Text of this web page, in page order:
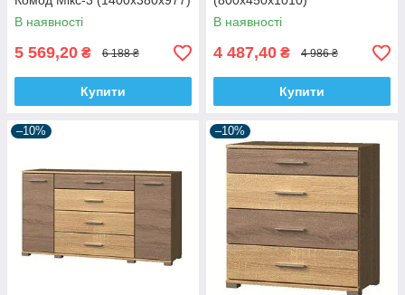
В наявності
5 569,20 ₴ 6 188 ₴
Купити
В наявності
4 487,40 ₴ 4 986 ₴
Купити
–10% –10%